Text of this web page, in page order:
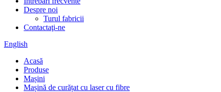
Despre noi
Turul fabricii
Contactaţi-ne
English
Acasă
Produse
Mașini
Mașină de curățat cu laser cu fibre